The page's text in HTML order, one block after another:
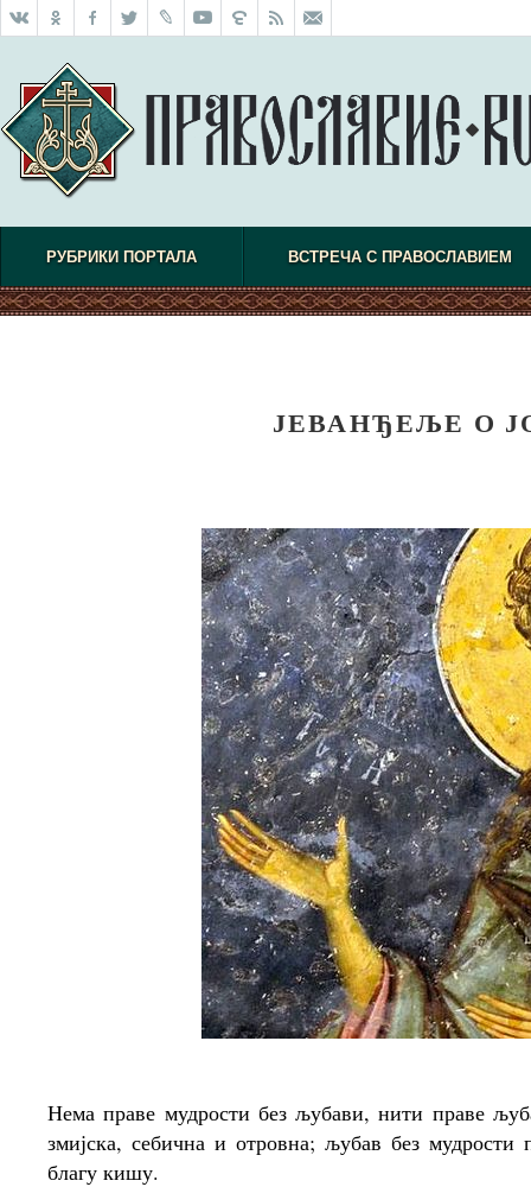
РУБРИКИ ПОРТАЛА ВСТРЕЧА С ПРАВОСЛАВИЕМ
ЈЕВАНЂЕЉЕ О
Нема праве мудрости без љубави, нити праве
змијска, себична и отровна; љубав без мудрости
благу кишу.